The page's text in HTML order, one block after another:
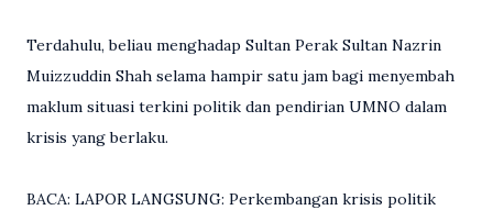
Terdahulu, beliau menghadap Sultan Perak Sultan Nazrin
Muizzuddin Shah selama hampir satu jam bagi menyembah
maklum situasi terkini politik dan pendirian UMNO dalam
krisis yang berlaku.
BACA: LAPOR LANGSUNG: Perkembangan krisis politik